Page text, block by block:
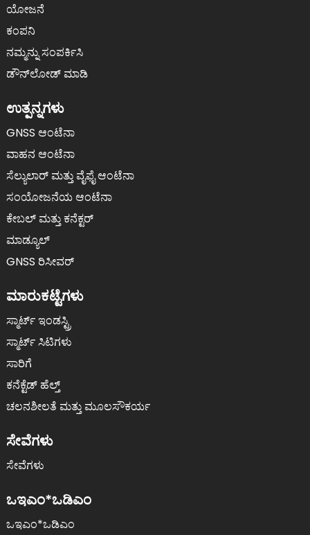
ಯೋಜನೆ
ಕಂಪನಿ
ನಮ್ಮನ್ನು ಸಂಪರ್ಕಿಸಿ
ಡೌನ್‌ಲೋಡ್ ಮಾಡಿ
ಉತ್ಪನ್ನಗಳು
GNSS ಆಂಟೆನಾ
ವಾಹನ ಆಂಟೆನಾ
ಸೆಲ್ಯುಲಾರ್ ಮತ್ತು ವೈಫೈ ಆಂಟೆನಾ
ಸಂಯೋಜನೆಯ ಆಂಟೆನಾ
ಕೇಬಲ್ ಮತ್ತು ಕನೆಕ್ಟರ್
ಮಾಡ್ಯೂಲ್
GNSS ರಿಸೀವರ್
ಮಾರುಕಟ್ಟೆಗಳು
ಸ್ಮಾರ್ಟ್ ಇಂಡಸ್ಟ್ರಿ
ಸ್ಮಾರ್ಟ್ ಸಿಟಿಗಳು
ಸಾರಿಗೆ
ಕನೆಕ್ಟೆಡ್ ಹೆಲ್ತ್
ಚಲನಶೀಲತೆ ಮತ್ತು ಮೂಲಸೌಕರ್ಯ
ಸೇವೆಗಳು
ಸೇವೆಗಳು
ಒಇಎಂ*ಒಡಿಎಂ
ಒಇಎಂ*ಒಡಿಎಂ